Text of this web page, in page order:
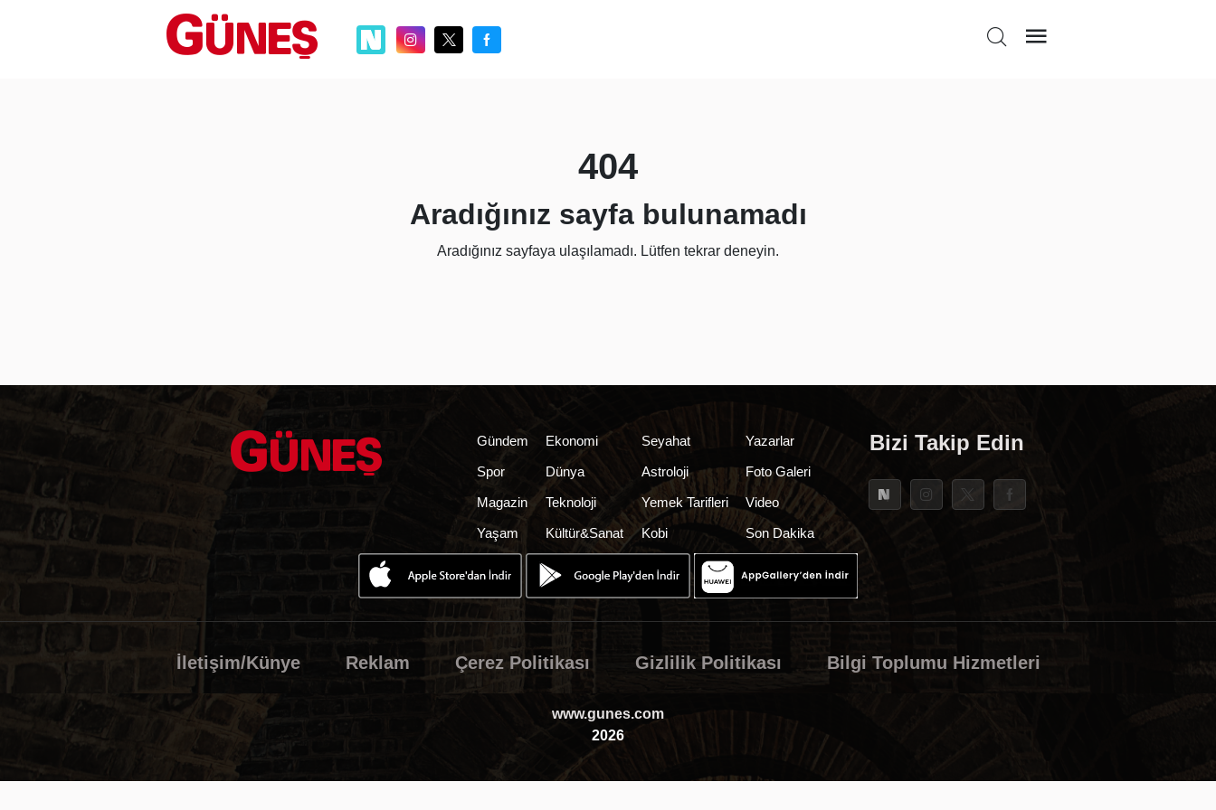
404
Aradığınız sayfa bulunamadı
Aradığınız sayfaya ulaşılamadı. Lütfen tekrar deneyin.
Gündem
Spor
Magazin
Yaşam
Ekonomi
Dünya
Teknoloji
Kültür&Sanat
Seyahat
Astroloji
Yemek Tarifleri
Kobi
Yazarlar
Foto Galeri
Video
Son Dakika
Bizi Takip Edin
İletişim/Künye Reklam Çerez Politikası Gizlilik Politikası Bilgi Toplumu Hizmetleri
www.gunes.com
2026